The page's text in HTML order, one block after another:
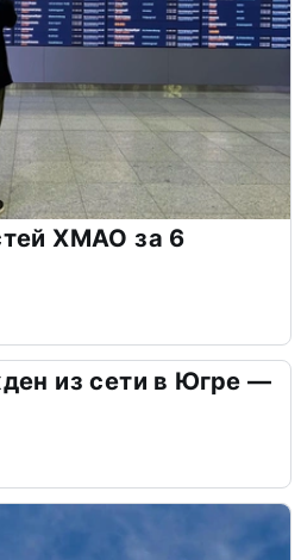
ХМАО за 6
из сети в Югре —